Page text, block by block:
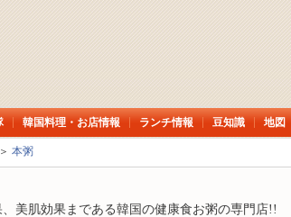
韓国料理・お店情報 ランチ情報 豆知識 地図
＞ 本粥
美肌効果まである韓国の健康食お粥の専門店!!